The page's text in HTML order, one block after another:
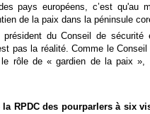
pays européens, c’est qu'au
de la paix dans la péninsule
du Conseil de
pas la réalité. Comme le
rôle de « gardien de la paix
RPDC des pourparlers à six